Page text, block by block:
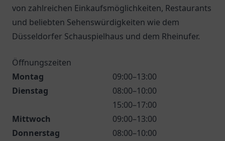
von zahlreichen Einkaufsmöglichkeiten, Restaurants
und beliebten Sehenswürdigkeiten wie dem
Düsseldorfer Schauspielhaus und dem Rheinufer.
Öffnungszeiten
Montag
09:00–13:00
Dienstag
08:00–10:00
15:00–17:00
Mittwoch
09:00–13:00
Donnerstag
08:00–10:00